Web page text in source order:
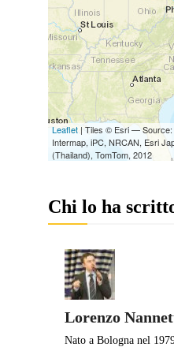
Chi lo ha
Lorenzo
Nato a Bologna nel